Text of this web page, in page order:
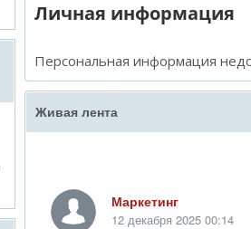
Личная информация
Персональная информация
Живая лента
Маркетинг
12 декабря 2025 00:14